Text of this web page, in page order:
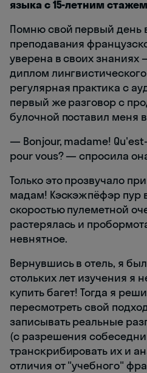
языка с 15-летним стажем
Помню свой первый день
преподавания
уверена в своих
диплом
регулярная практика с
первый же разговор с
булочной поставил меня
— Bonjour, madame!
pour vous? — спросила
Только это прозвучало
мадам! Кэскэжпёфэр пур
скоростью пулеметной
растерялась и
невнятное.
Вернувшись в отель, я
стольких лет изучения я
купить багет! Тогда я
пересмотреть свой
записывать реальные
(с разрешения
транскрибировать их и
отличия от "учебного"